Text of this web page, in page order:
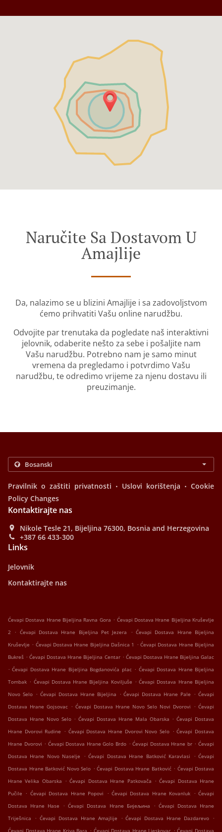
Naručite Sa Dostavom U
Amajlije
Da, nalazimo se u blizini Amajlije i sa zadovoljstvom
ćemo prihvatiti Vašu online narudžbu.
Odvojite par trenutaka da pogledate naš interaktivni
jelovnik, odaberite nešto za sebe i pošaljite nam
Vašu narudžbu. Potrebno nam je samo minut
vremena da pregledamo i potvrdimo Vašu
narudžbu, te odredimo vrijeme za njenu dostavu ili
preuzimanje.
Pravilnik o zaštiti privatnosti . Uslovi korištenja . Cookie
Policy Changes
Kontaktirajte nas
Nikole Tesle 21, Bijeljina 76300, Bosnia and Herzegovina
+387 66 433-300
Links
Jelovnik
Kontaktirajte nas
Ćevapi Dostava Hrane Bijeljina Ravna Gora . Ćevapi Dostava Hrane Bijeljina Kruševlje
2
. Ćevapi Dostava Hrane Bijeljina Pet Jezera . Ćevapi Dostava Hrane Bijeljina
Kruševlje . Ćevapi Dostava Hrane Bijeljina Dašnica 1 . Ćevapi Dostava Hrane Bijeljina
Bukreš . Ćevapi Dostava Hrane Bijeljina Centar . Ćevapi Dostava Hrane Bijeljina Galac
. Ćevapi Dostava Hrane Bijeljina Bogdanovića plac . Ćevapi Dostava Hrane Bijeljina
Tombak . Ćevapi Dostava Hrane Bijeljina Koviljuše . Ćevapi Dostava Hrane Bijeljina
Novo Selo . Ćevapi Dostava Hrane Bijeljina . Ćevapi Dostava Hrane Pale . Ćevapi
Dostava Hrane Gojsovac . Ćevapi Dostava Hrane Novo Selo Novi Dvorovi . Ćevapi
Dostava Hrane Novo Selo . Ćevapi Dostava Hrane Mala Obarska . Ćevapi Dostava
Hrane Dvorovi Rudine . Ćevapi Dostava Hrane Dvorovi Novo Selo . Ćevapi Dostava
Hrane Dvorovi . Ćevapi Dostava Hrane Golo Brdo . Ćevapi Dostava Hrane br . Ćevapi
Dostava Hrane Novo Naselje
. Ćevapi Dostava Hrane Batković Karavlasi . Ćevapi
Dostava Hrane Batković Novo Selo . Ćevapi Dostava Hrane Batković . Ćevapi Dostava
Hrane Velika Obarska . Ćevapi Dostava Hrane Patkovača . Ćevapi Dostava Hrane
Pučile
. Ćevapi Dostava Hrane Popovi . Ćevapi Dostava Hrane Kovanluk . Ćevapi
Dostava Hrane Hase
. Ćevapi Dostava Hrane Бијељина . Ćevapi Dostava Hrane
Triješnica
. Ćevapi Dostava Hrane Amajlije . Ćevapi Dostava Hrane Dazdarevo .
. .